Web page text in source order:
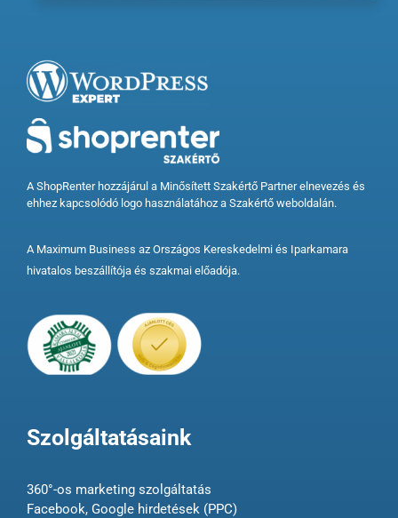
A ShopRenter hozzájárul a Minősített Szakértő Partner elnevezés és
ehhez kapcsolódó logo használatához a Szakértő weboldalán.
A Maximum Business az Országos Kereskedelmi és Iparkamara
hivatalos beszállítója és szakmai előadója.
Szolgáltatásaink
360°-os marketing szolgáltatás
Facebook, Google hirdetések (PPC)